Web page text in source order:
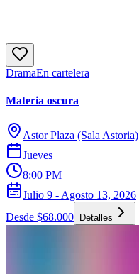
DramaEn cartelera
Materia oscura
Astor Plaza (Sala Astoria)
Jueves
8:00 PM
Julio 9 - Agosto 13, 2026
Desde $68.000
Detalles